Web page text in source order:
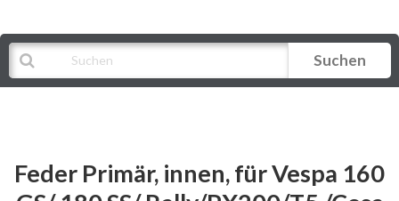
Suchen
Feder Primär, innen, für Vespa 160